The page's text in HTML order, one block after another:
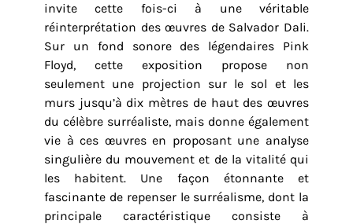
invite cette fois-ci à une véritable
réinterprétation des œuvres de Salvador Dali.
Sur un fond sonore des légendaires Pink
Floyd, cette exposition propose non
seulement une projection sur le sol et les
murs jusqu’à dix mètres de haut des œuvres
du célèbre surréaliste, mais donne également
vie à ces œuvres en proposant une analyse
singulière du mouvement et de la vitalité qui
les habitent. Une façon étonnante et
fascinante de repenser le surréalisme, dont la
principale caractéristique consiste à